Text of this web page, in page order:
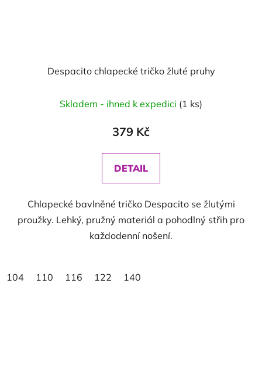
Despacito chlapecké tričko žluté pruhy
Skladem - ihned k expedici (1 ks)
379 Kč
DETAIL
Chlapecké bavlněné tričko Despacito se žlutými
proužky. Lehký, pružný materiál a pohodlný střih pro
každodenní nošení.
104 110 116 122 140